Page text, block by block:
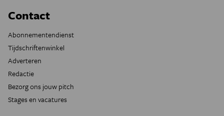
Contact
Abonnementendienst
Tijdschriftenwinkel
Adverteren
Redactie
Bezorg ons jouw pitch
Stages en vacatures